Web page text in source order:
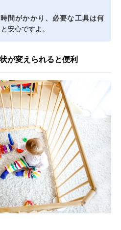
間がかかり、必要な工具は何
安心ですよ。
が変えられると便利